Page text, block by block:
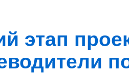
этап